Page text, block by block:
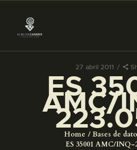
27 abril 2011
ES
AMC/
Home Bases de
ES 35001 AMC/INQ-
PREPARAR LA
ACTIVIDADES